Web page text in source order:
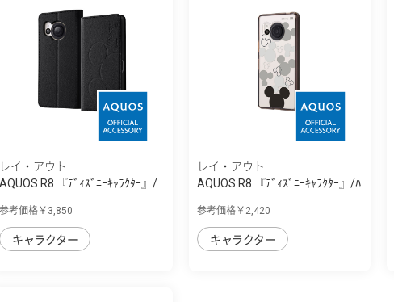
レイ・アウト
AQUOS R8 『ﾃﾞｨｽﾞﾆｰｷｬﾗｸﾀｰ』/
参考価格￥3,850
キャラクター
レイ・アウト
AQUOS R8 『ﾃﾞｨｽﾞﾆｰｷｬﾗｸﾀｰ』/ﾊ
参考価格￥2,420
キャラクター